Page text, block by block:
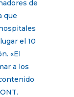
de
que
el 10
«El
a los